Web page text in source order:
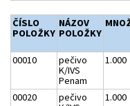
ČÍSLO
POLOŽKY
NÁZOV
POLOŽKY
00010
pečivo
K/IVS
Penam
1.000
00020
pečivo
1.000